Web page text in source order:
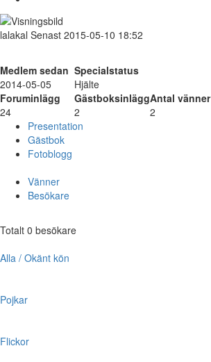
lalakal Senast 2015-05-10 18:52
Medlem sedan Specialstatus
2014-05-05
Hjälte
Foruminlägg
GästboksinläggAntal vänner
24
2
2
Presentation
Gästbok
Fotoblogg
Vänner
Besökare
Totalt 0 besökare
Alla / Okänt kön
Pojkar
Flickor